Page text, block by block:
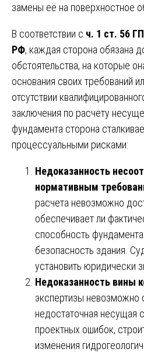
замены её на поверхностное
В соответствии с ч. 1 ст. 56
РФ, каждая сторона обязана
обстоятельства, на которые
основания своих требований
отсутствии
заключения по расчету
фундамента сторона
процессуальными рисками:
Недоказанность
нормативным
расчета невозможно
обеспечивает ли
способность
безопасность здания.
установить юридически
Недоказанность вины
экспертизы невозможно
недостаточная несущая
проектных ошибок,
изменения